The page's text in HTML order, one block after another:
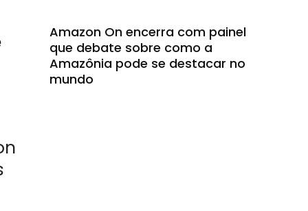
Amazon On encerra com painel
que debate sobre como a
Amazônia pode se destacar no
mundo